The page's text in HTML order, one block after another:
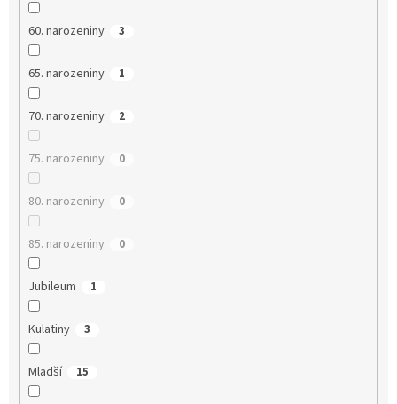
60. narozeniny 3
65. narozeniny 1
70. narozeniny 2
75. narozeniny 0
80. narozeniny 0
85. narozeniny 0
Jubileum 1
Kulatiny 3
Mladší 15